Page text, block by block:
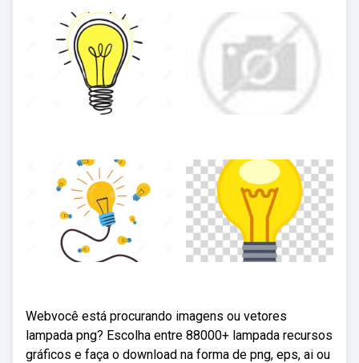
Webvocê está procurando imagens ou vetores
lampada png? Escolha entre 88000+ lampada recursos
gráficos e faça o download na forma de png, eps, ai ou